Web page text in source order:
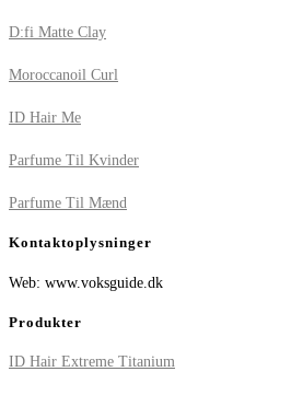
D:fi Matte Clay
Moroccanoil Curl
ID Hair Me
Parfume Til Kvinder
Parfume Til Mænd
Kontaktoplysninger
Web: www.voksguide.dk
Produkter
ID Hair Extreme Titanium